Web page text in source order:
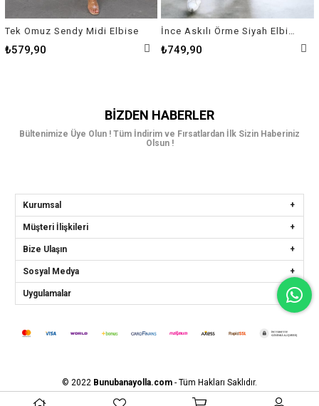
Tek Omuz Sendy Midi Elbise
₺579,90 ₺749,90
BIZDEN HABERLER
Bültenimize Üye Olun ! Tüm İndirim ve Fırsatlardan İlk Sizin Haberiniz
Olsun !
Kurumsal
Müşteri İlişkileri
Bize Ulaşın
Sosyal Medya
Uygulamalar
© 2022 Bunubanayolla.com- Tüm Hakları Saklıdır.